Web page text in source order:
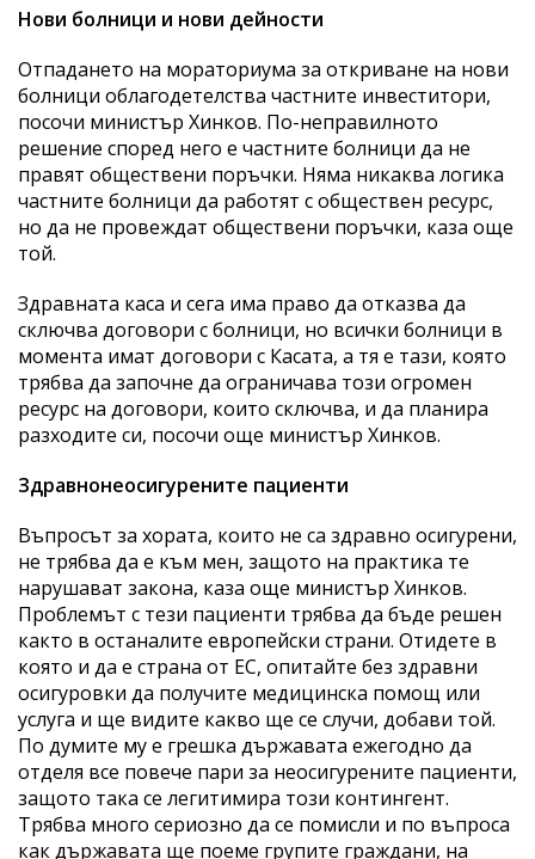
Нови болници и нови дейности
Отпадането на мораториума за откриване на нови
болници облагодетелства частните инвеститори,
посочи министър Хинков. По-неправилното
решение според него е частните болници да не
правят обществени поръчки. Няма никаква логика
частните болници да работят с обществен ресурс,
но да не провеждат обществени поръчки, каза още
той.
Здравната каса и сега има право да отказва да
сключва договори с болници, но всички болници в
момента имат договори с Касата, а тя е тази, която
трябва да започне да ограничава този огромен
ресурс на договори, които сключва, и да планира
разходите си, посочи още министър Хинков.
Здравнонеосигурените пациенти
Въпросът за хората, които не са здравно осигурени,
не трябва да е към мен, защото на практика те
нарушават закона, каза още министър Хинков.
Проблемът с тези пациенти трябва да бъде решен
както в останалите европейски страни. Отидете в
която и да е страна от ЕС, опитайте без здравни
осигуровки да получите медицинска помощ или
услуга и ще видите какво ще се случи, добави той.
По думите му е грешка държавата ежегодно да
отделя все повече пари за неосигурените пациенти,
защото така се легитимира този контингент.
Трябва много сериозно да се помисли и по въпроса
как държавата ще поеме групите граждани, на